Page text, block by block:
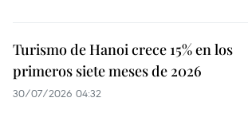
Turismo de Hanoi crece 15% en los
primeros siete meses de 2026
30/07/2026 04:32